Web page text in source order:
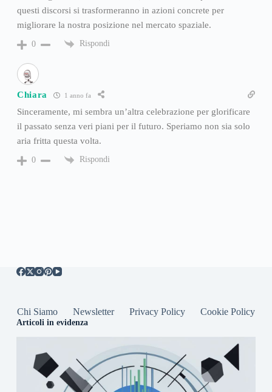
questi discorsi si trasformeranno in azioni concrete per
migliorare la nostra posizione nel mercato spaziale.
0 Rispondi
Chiara 1 anno fa
Sinceramente, mi sembra un’altra celebrazione per glorificare
il passato senza veri piani per il futuro. Speriamo non sia solo
aria fritta questa volta.
0 Rispondi
Chi Siamo Newsletter Privacy Policy Cookie Policy
Articoli in evidenza